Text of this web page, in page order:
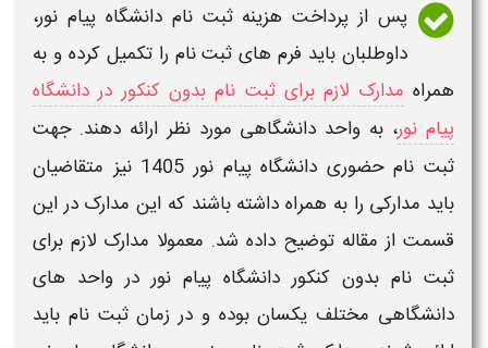
پس از پرداخت هزینهثبت نام دانشگاه پیام نور،
داوطلبان باید فرم های ثبت نام را تکمیل کرده و به
همراه مدارک لازم برای ثبت نام بدون کنکور در دانشگاه
پیام نور، به واحد دانشگاهی مورد نظر ارائه دهند. جهت
ثبت نام حضوری دانشگاه پیام نور 1405 نیز متقاضیان
باید مدارکی را به همراه داشته باشند که این مدارک در این
قسمت از مقاله توضیح داده شد. معمولا مدارک لازم برای
ثبت نام بدون کنکور دانشگاه پیام نور در واحد های
دانشگاهی مختلف یکسان بوده و در زمان ثبت نام باید